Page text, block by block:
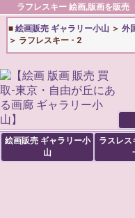
ラフレスキー 絵画,版画を販売
■ 絵画販売 ギャラリー小山 ＞ 外
＞ ラフレスキー - 2
絵画販売 ギャラリー小
山
ラスレス